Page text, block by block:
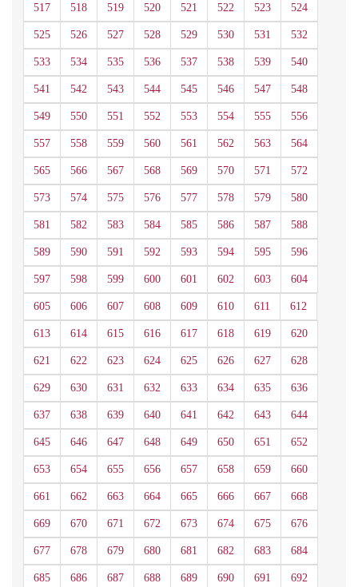
517 518 519 520 521 522 523 524
525 526 527 528 529 530 531 532
533 534 535 536 537 538 539 540
541 542 543 544 545 546 547 548
549 550 551 552 553 554 555 556
557 558 559 560 561 562 563 564
565 566 567 568 569 570 571 572
573 574 575 576 577 578 579 580
581 582 583 584 585 586 587 588
589 590 591 592 593 594 595 596
597 598 599 600 601 602 603 604
605 606 607 608 609 610 611 612
613 614 615 616 617 618 619 620
621 622 623 624 625 626 627 628
629 630 631 632 633 634 635 636
637 638 639 640 641 642 643 644
645 646 647 648 649 650 651 652
653 654 655 656 657 658 659 660
661 662 663 664 665 666 667 668
669 670 671 672 673 674 675 676
677 678 679 680 681 682 683 684
685 686 687 688 689 690 691 692